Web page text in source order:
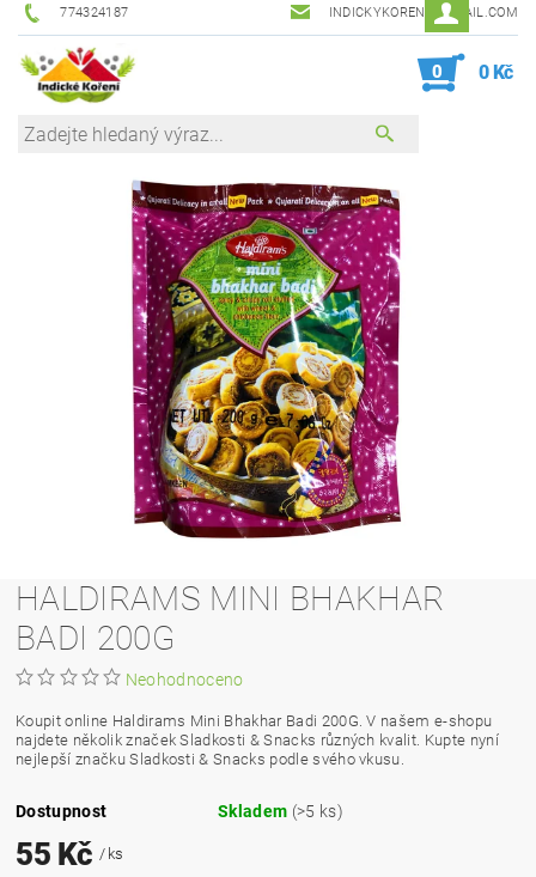
774324187 INDICKYKORENI@GMAIL.COM
0 0 Kč
HALDIRAMS MINI BHAKHAR
BADI 200G
Neohodnoceno
Koupit online Haldirams Mini Bhakhar Badi 200G. V našem e-shopu
najdete několik značek Sladkosti & Snacks různých kvalit. Kupte nyní
nejlepší značku Sladkosti & Snacks podle svého vkusu.
Dostupnost Skladem (>5 ks)
55 Kč/ ks